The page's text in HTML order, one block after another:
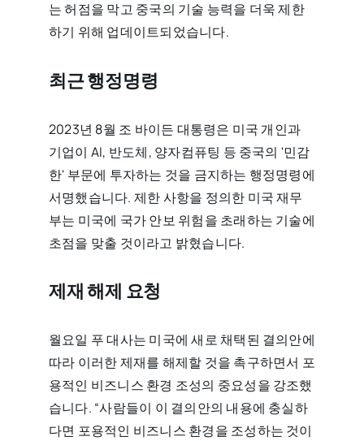
는 허점을 막고 중국의 기술 능력을 더욱 제한
하기 위해 업데이트되었습니다.
최근 행정명령
2023년 8월 조 바이든 대통령은 미국 개인과
기업이 AI, 반도체, 양자컴퓨팅 등 중국의 '민감
한' 부문에 투자하는 것을 금지하는 행정명령에
서명했습니다. 제한 사항을 정의한 미국 재무
부는 미국에 국가 안보 위험을 초래하는 기술에
초점을 맞출 것이라고 밝혔습니다.
제재 해제 요청
월요일 푸 대사는 미국에 새로 채택된 결의안에
따라 이러한 제재를 해제할 것을 촉구하면서 포
용적인 비즈니스 환경 조성의 중요성을 강조했
습니다. “사람들이 이 결의안의 내용에 충실하
다면 포용적인 비즈니스 환경을 조성하는 것이